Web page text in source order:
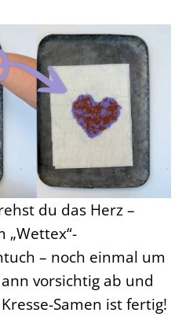
du das Herz –
„Wettex“-
– noch einmal um
vorsichtig ab und
Samen ist fertig!